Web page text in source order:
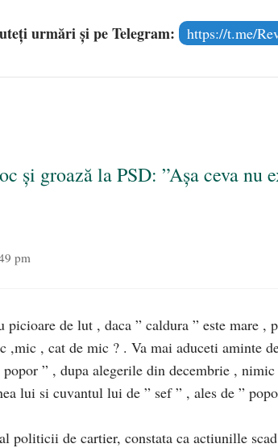
urmări și pe Telegram: https://t.me/
și groază la PSD: ”Așa ceva nu
pm
picioare de lut , daca ” caldura ” este mare ,
,mic , cat de mic ? . Va mai aduceti aminte
” , dupa alegerile din decembrie ,
lui si cuvantul lui de ” sef ” , ales de ”
politicii de cartier, constata ca actiunille